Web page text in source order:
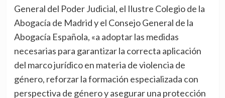
General del Poder Judicial, el Ilustre Colegio de la
Abogacía de Madrid y el Consejo General de la
Abogacía Española, «a adoptar las medidas
necesarias para garantizar la correcta aplicación
del marco jurídico en materia de violencia de
género, reforzar la formación especializada con
perspectiva de género y asegurar una protección